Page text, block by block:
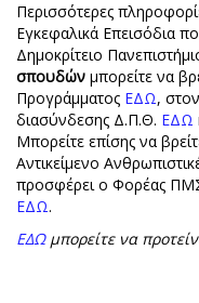
Περισσότερες
Εγκεφαλικά Επεισόδια
Δημοκρίτειο
σπουδών μπορείτε να
Προγράμματος ΕΔΩ,
διασύνδεσης Δ.Π.Θ. ΕΔΩ
Μπορείτε επίσης να
Αντικείμενο
προσφέρει ο Φορέας
ΕΔΩ.
ΕΔΩμπορείτε να